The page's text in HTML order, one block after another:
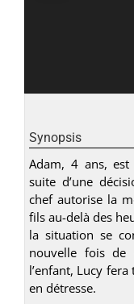
Synopsis
Adam, 4 ans,
suite d’une
chef autorise la
fils au-delà des
la situation se
nouvelle fois de
l’enfant, Lucy
en détresse.